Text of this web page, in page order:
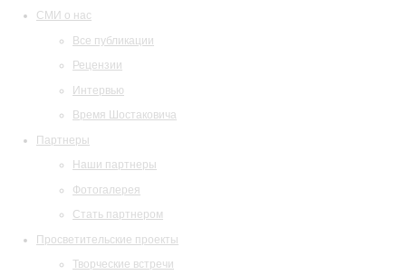
СМИ о нас
Все публикации
Рецензии
Интервью
Время Шостаковича
Партнеры
Наши партнеры
Фотогалерея
Стать партнером
Просветительские проекты
Творческие встречи